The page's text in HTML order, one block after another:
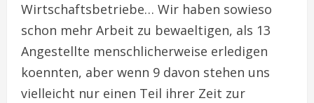
Wirtschaftsbetriebe… Wir haben sowieso
schon mehr Arbeit zu bewaeltigen, als 13
Angestellte menschlicherweise erledigen
koennten, aber wenn 9 davon stehen uns
vielleicht nur einen Teil ihrer Zeit zur